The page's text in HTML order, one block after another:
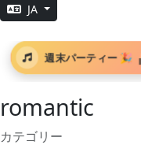
JA
週末パーティー 🎉
romantic
カテゴリー